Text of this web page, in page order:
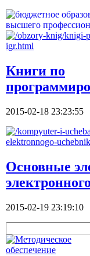
Книги по
2015-02-18 23:23:55
Основные
2015-02-19 23:19:10